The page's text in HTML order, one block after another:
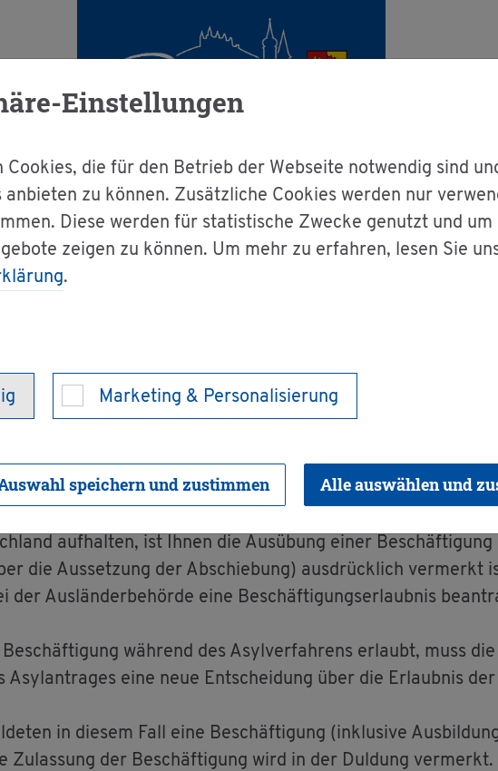
Einstellungen
Cookies, die für den Betrieb der Webseite notwendig sind
anbieten zu können. Zusätzliche Cookies werden nur
Diese werden für statistische Zwecke genutzt und um
zeigen zu können. Um mehr zu erfahren, lesen Sie
.
Marketing & Personalisierung
speichern und zustimmen Alle auswählen und
Dienst­leis­tun­gen A-Z
mit Dul­dung be­an­tra­gen
für
be­an­tra­gen
auf­hal­ten, ist Ihnen die Aus­übung einer
die Aus­set­zung der Ab­schie­bung) aus­drück­lich ver­merkt
der Aus­län­der­be­hör­de eine Be­schäf­ti­gungs­er­laub­nis
wäh­rend des Asyl­ver­fah­rens er­laubt, muss
Asyl­an­tra­ges eine neue Ent­schei­dung über die Er­laub­nis
in die­sem Fall eine Be­schäf­ti­gung (in­klu­si­ve
Zu­las­sung der Be­schäf­ti­gung wird in der Dul­dung ver­merkt.